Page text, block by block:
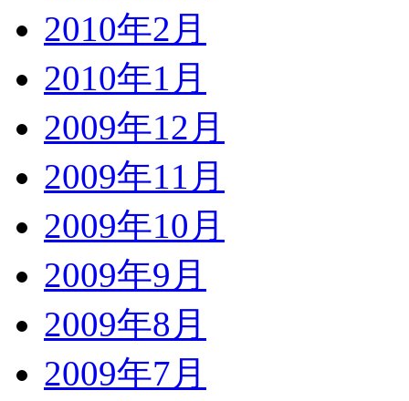
2010年2月
2010年1月
2009年12月
2009年11月
2009年10月
2009年9月
2009年8月
2009年7月